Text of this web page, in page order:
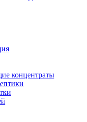
концентраты